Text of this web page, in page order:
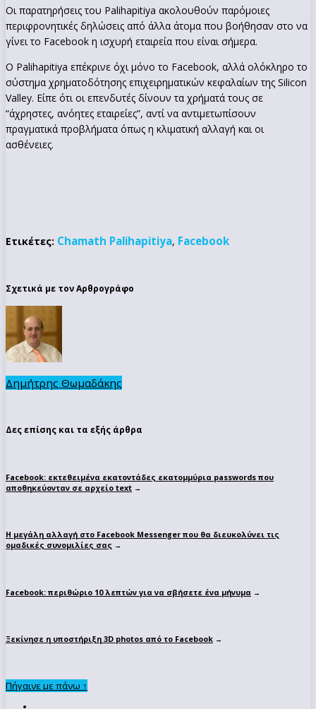
Οι παρατηρήσεις του Palihapitiya ακολουθούν παρόμοιες
περιφρονητικές δηλώσεις από άλλα άτομα που βοήθησαν στο να
γίνει το Facebook η ισχυρή εταιρεία που είναι σήμερα.
Ο Palihapitiya επέκρινε όχι μόνο το Facebook, αλλά ολόκληρο το
σύστημα χρηματοδότησης επιχειρηματικών κεφαλαίων της Silicon
Valley. Είπε ότι οι επενδυτές δίνουν τα χρήματά τους σε
“άχρηστες, ανόητες εταιρείες”, αντί να αντιμετωπίσουν
πραγματικά προβλήματα όπως η κλιματική αλλαγή και οι
ασθένειες.
Ετικέτες: Chamath Palihapitiya, Facebook
Σχετικά με τον Αρθρογράφο
Δημήτρης Θωμαδάκης
Δες επίσης και τα εξής άρθρα
Facebook: εκτεθειμένα εκατοντάδες εκατομμύρια passwords που
αποθηκεύονταν σε αρχείο text →
Η μεγάλη αλλαγή στο Facebook Messenger που θα διευκολύνει τις
ομαδικές συνομιλίες σας →
Facebook: περιθώριο 10 λεπτών για να σβήσετε ένα μήνυμα →
Ξεκίνησε η υποστήριξη 3D photos από το Facebook →
Πήγαινε με πάνω ↑